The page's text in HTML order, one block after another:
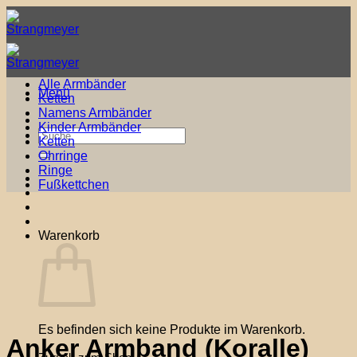
Zum
Inhalt
springen
Menü
Suche
nach:
Warenkorb
Es befinden sich keine Produkte im Warenkorb.
Alle Armbänder
Ketten
Namens Armbänder
Kinder Armbänder
Ketten
Ohrringe
Ringe
Fußkettchen
Anker Armband (Koralle)